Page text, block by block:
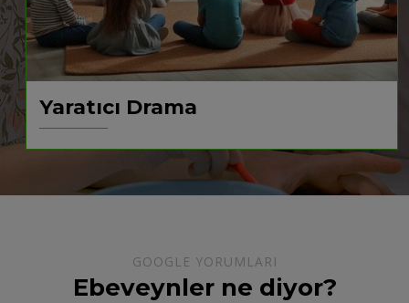
Yaratıcı Drama
GOOGLE YORUMLARI
Ebeveynler ne diyor?